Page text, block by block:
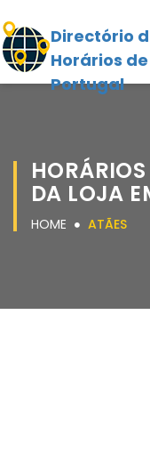
Directório
Horários
Portugal
DA LOJA
HOME ATÃES